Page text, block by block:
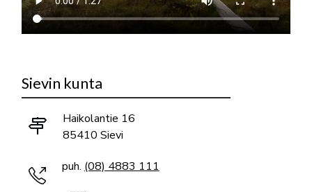
Sievin kunta
Haikolantie 16
85410 Sievi
puh. (08) 4883 111